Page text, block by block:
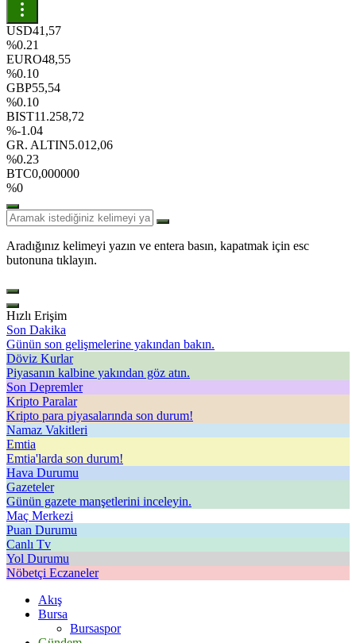
USD41,57
%0.21
EURO48,55
%0.10
GBP55,54
%0.10
BIST11.258,72
%-1.04
GR. ALTIN5.012,06
%0.23
BTC0,000000
%0
Aradığınız kelimeyi yazın ve entera basın, kapatmak için esc
butonuna tıklayın.
Hızlı Erişim
Son Dakika
Günün son gelişmelerine yakından bakın.
Döviz Kurlar
Piyasanın kalbine yakından göz atın.
Son Depremler
Kripto Paralar
Kripto para piyasalarında son durum!
Namaz Vakitleri
Emtia
Emtia'larda son durum!
Hava Durumu
Gazeteler
Günün gazete manşetlerini inceleyin.
Maç Merkezi
Puan Durumu
Canlı Tv
Yol Durumu
Nöbetçi Eczaneler
Akış
Bursa
Bursaspor